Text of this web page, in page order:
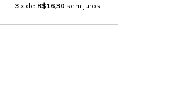
3 x de R$16,30 sem juros